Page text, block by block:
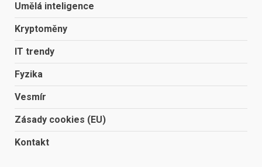
Umělá inteligence
Kryptoměny
IT trendy
Fyzika
Vesmír
Zásady cookies (EU)
Kontakt